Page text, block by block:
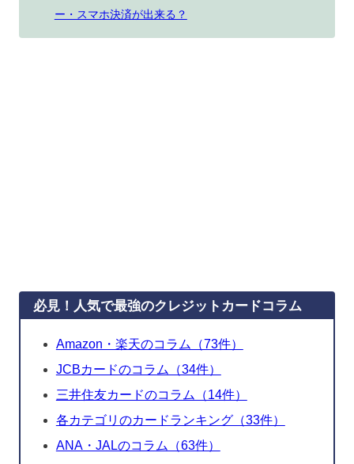
ー・スマホ決済が出来る？
必見！人気で最強のクレジットカードコラム
Amazon・楽天のコラム（73件）
JCBカードのコラム（34件）
三井住友カードのコラム（14件）
各カテゴリのカードランキング（33件）
ANA・JALのコラム（63件）